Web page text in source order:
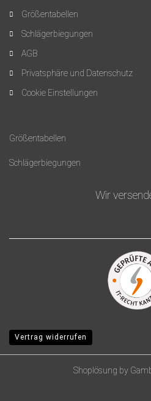
Größentabellen
Schlägerbiegungen
AGB
Privatsphäre und Datenschutz
Cookie Einstellungen
Größentabellen
Schlägerbiegungen
Wir
Vertrag widerrufen
Shoplösung by